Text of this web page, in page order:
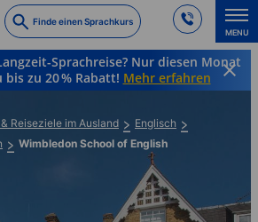
Finde einen Sprachkurs
MENU
Sprachreise? Nur diesen Monat
zu 20 % Rabatt! Mehr erfahren
Reiseziele im Ausland
Englisch
Wimbledon School of English